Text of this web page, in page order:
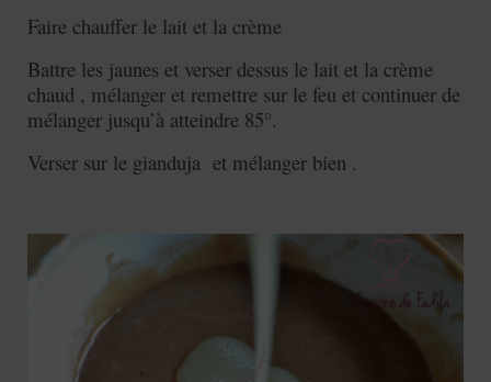
Faire chauffer le lait et la crème
Battre les jaunes et verser dessus le lait et la crème
chaud , mélanger et remettre sur le feu et continuer de
mélanger jusqu’à atteindre 85°.
Verser sur le gianduja et mélanger bien .